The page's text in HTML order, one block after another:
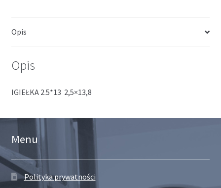
Opis
Opis
IGIEŁKA 2.5*13 2,5×13,8
Menu
Polityka prywatności